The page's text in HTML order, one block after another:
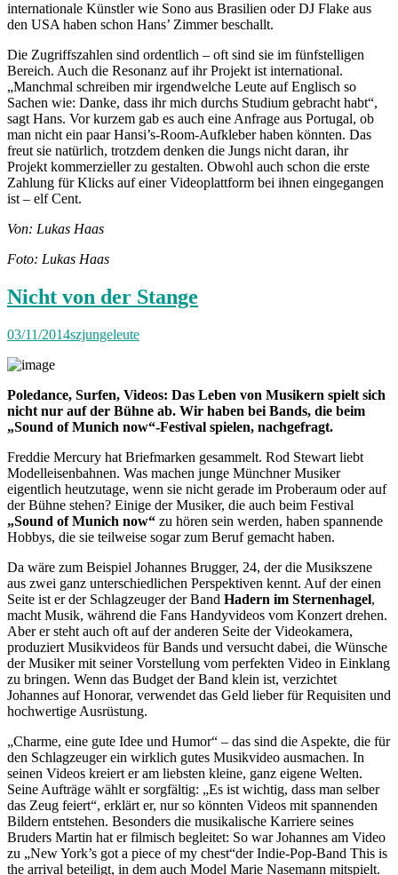
internationale Künstler wie Sono aus Brasilien oder DJ Flake aus
den USA haben schon Hans’ Zimmer beschallt.
Die Zugriffszahlen sind ordentlich – oft sind sie im fünfstelligen
Bereich. Auch die Resonanz auf ihr Projekt ist international.
„Manchmal schreiben mir irgendwelche Leute auf Englisch so
Sachen wie: Danke, dass ihr mich durchs Studium gebracht habt“,
sagt Hans. Vor kurzem gab es auch eine Anfrage aus Portugal, ob
man nicht ein paar Hansi’s-Room-Aufkleber haben könnten. Das
freut sie natürlich, trotzdem denken die Jungs nicht daran, ihr
Projekt kommerzieller zu gestalten. Obwohl auch schon die erste
Zahlung für Klicks auf einer Videoplattform bei ihnen eingegangen
ist – elf Cent.
Von: Lukas Haas
Foto: Lukas Haas
Nicht von der Stange
03/11/2014szjungeleute
Poledance, Surfen, Videos: Das Leben von Musikern spielt sich
nicht nur auf der Bühne ab. Wir haben bei Bands, die beim
„Sound of Munich now“-Festival spielen, nachgefragt.
Freddie Mercury hat Briefmarken gesammelt. Rod Stewart liebt
Modelleisenbahnen. Was machen junge Münchner Musiker
eigentlich heutzutage, wenn sie nicht gerade im Proberaum oder auf
der Bühne stehen? Einige der Musiker, die auch beim Festival
„Sound of Munich now“ zu hören sein werden, haben spannende
Hobbys, die sie teilweise sogar zum Beruf gemacht haben.
Da wäre zum Beispiel Johannes Brugger, 24, der die Musikszene
aus zwei ganz unterschiedlichen Perspektiven kennt. Auf der einen
Seite ist er der Schlagzeuger der Band Hadern im Sternenhagel,
macht Musik, während die Fans Handyvideos vom Konzert drehen.
Aber er steht auch oft auf der anderen Seite der Videokamera,
produziert Musikvideos für Bands und versucht dabei, die Wünsche
der Musiker mit seiner Vorstellung vom perfekten Video in Einklang
zu bringen. Wenn das Budget der Band klein ist, verzichtet
Johannes auf Honorar, verwendet das Geld lieber für Requisiten und
hochwertige Ausrüstung.
„Charme, eine gute Idee und Humor“ – das sind die Aspekte, die für
den Schlagzeuger ein wirklich gutes Musikvideo ausmachen. In
seinen Videos kreiert er am liebsten kleine, ganz eigene Welten.
Seine Aufträge wählt er sorgfältig: „Es ist wichtig, dass man selber
das Zeug feiert“, erklärt er, nur so könnten Videos mit spannenden
Bildern entstehen. Besonders die musikalische Karriere seines
Bruders Martin hat er filmisch begleitet: So war Johannes am Video
zu „New York’s got a piece of my chest“der Indie-Pop-Band This is
the arrival beteiligt, in dem auch Model Marie Nasemann mitspielt.